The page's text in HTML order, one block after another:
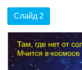
Слайд 2